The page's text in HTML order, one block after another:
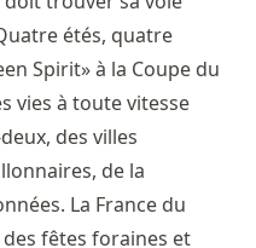
étés, quatre
Spirit» à la Coupe du
vies à toute vitesse
des villes
de la
La France du
des fêtes foraines et